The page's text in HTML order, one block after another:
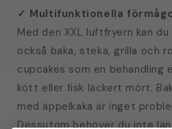
✓ Multifunktionella
Med den XXL luftfryern kan
också baka, steka, grilla och
cupcakes som en
kött eller fisk läckert mört.
med äppelkaka är inget
Dessutom behöver du inte